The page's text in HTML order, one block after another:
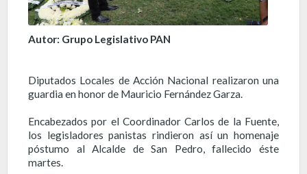
Autor: Grupo Legislativo PAN
Diputados Locales de Acción Nacional realizaron una
guardia en honor de Mauricio Fernández Garza.
Encabezados por el Coordinador Carlos de la Fuente,
los legisladores panistas rindieron así un homenaje
póstumo al Alcalde de San Pedro, fallecido éste
martes.